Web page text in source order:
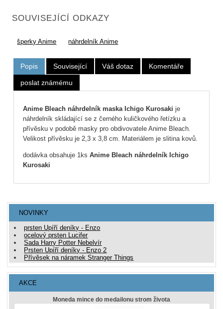
SOUVISEJÍCÍ ODKAZY
šperky Anime náhrdelník Anime
Popis Související Váš dotaz Komentáře
poslat známému
Anime Bleach náhrdelník maska Ichigo Kurosakije
náhrdelník skládající se z černého kuličkového řetízku a
přívěsku v podobě masky pro obdivovatele Anime Bleach.
Velikost přívěsku je 2,3 x 3,8 cm. Materiálem je slitina kovů.
dodávka obsahuje 1ksAnime Bleach náhrdelník Ichigo
Kurosaki
NOVINKY
prsten Upíří deníky - Enzo
ocelový prsten Lucifer
Sada Harry Potter Nebelvír
Prsten Upíří deníky - Enzo 2
Přívěsek na náramek Stranger Things
AKCE
Moneda mince do medailonu strom života